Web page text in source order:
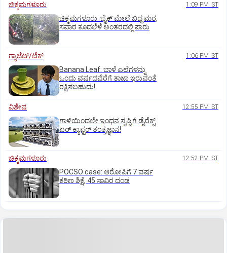
ಚಿಕ್ಕಮಗಳೂರು 1:09 PM IST
ಚಿಕ್ಕಮಗಳೂರು: ಬೈಕ್ ಮೇಲೆ ಬಿದ್ದ ಮರ,
ಸವಾರ ಕೂದಲೆಳೆ ಅಂತರದಲ್ಲಿ ಪಾರು
ಗ್ಯಾಜೆಟ್/ಟೆಕ್ 1:06 PM IST
Banana Leaf: ಬಾಳೆ ಎಲೆಗಳನ್ನು
ಒಂದು ವರ್ಷದವೆರೆಗೆ ತಾಜಾ ಇರುವಂತೆ
ರಕ್ಷಿಸಬಹುದು!
ವಿಶೇಷ 12:55 PM IST
ಗಾಳಿಯಿಂದಲೇ ಇಂಧನ ಸೃಷ್ಟಿಗೆ ಡೈರೆಕ್ಟ್
ಏರ್‌ ಕ್ಯಾಪ್ಟರ್ ತಂತ್ರಜ್ಞಾನ!
ಚಿಕ್ಕಮಗಳೂರು 12:52 PM IST
POCSO case: ಆರೋಪಿಗೆ 7 ವರ್ಷ
ಕಠಿಣ ಶಿಕ್ಷೆ, 45 ಸಾವಿರ ದಂಡ